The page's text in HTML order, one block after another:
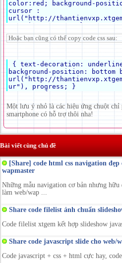
Hoặc bạn cũng có thể copy code css sau:
Một lưu ý nhỏ là các hiệu ứng chuột
smartphone có hỗ trợ thôi nha!
Bài viết cùng chủ đề
[Share] code html css navigation
wapmaster
Những mẫu navigation cơ bản nhưng
làm web/wap ...
Share code filelist ảnh chuẩn
Code filelist xtgem kết hợp slideshow
Share code javascript slide cho web/
Code javascript + css + html cực hay,